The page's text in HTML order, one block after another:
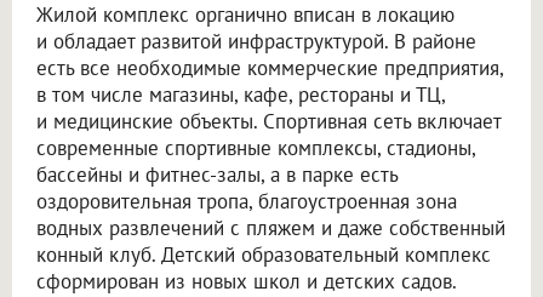
Жилой комплекс органично вписан в локацию
и обладает развитой инфраструктурой. В районе
есть все необходимые коммерческие предприятия,
в том числе магазины, кафе, рестораны и ТЦ,
и медицинские объекты. Спортивная сеть включает
современные спортивные комплексы, стадионы,
бассейны и фитнес-залы, а в парке есть
оздоровительная тропа, благоустроенная зона
водных развлечений с пляжем и даже собственный
конный клуб. Детский образовательный комплекс
сформирован из новых школ и детских садов.